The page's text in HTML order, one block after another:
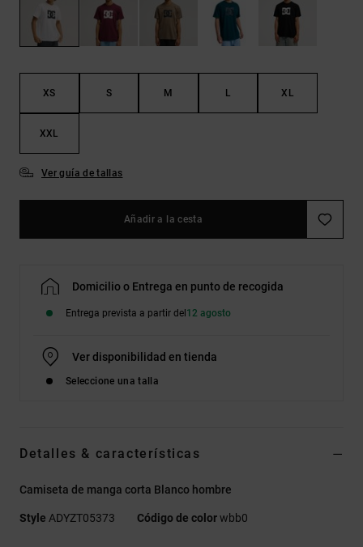
Bolsos &
Mochilas
respuestas a
preguntas
frecuentes y
formulario
XS S M L XL
XXL
Ver guía de tallas
Añadir a la cesta
Domicilio o Entrega en punto de recogida
Entrega prevista a partir del12 agosto
Ver disponibilidad en tienda
Seleccione una talla
Detalles & características
Camiseta de manga corta Blanco hombre
Style ADYZT05373 Código de colorwbb0